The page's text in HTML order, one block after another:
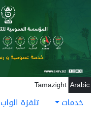
تجاوز إلى المحتوى الرئيسي
Arabic
Tamazight
خدمات تلفزة الواب